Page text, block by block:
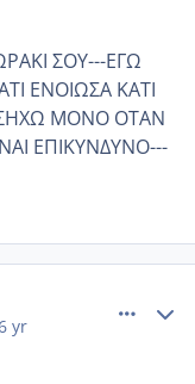
ΣΟΥ---ΕΓΩ
ΕΝΟΙΩΣΑ ΚΑΤΙ
ΜΟΝΟ ΟΤΑΝ
ΕΠΙΚΥΝΔΥΝΟ---
yr